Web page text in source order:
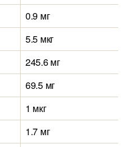
0.9 мг
5.5 мкг
245.6 мг
69.5 мг
1 мкг
1.7 мг